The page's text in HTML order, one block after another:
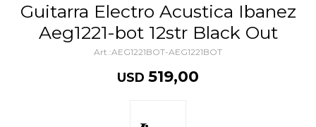
Guitarra Electro Acustica Ibanez
Aeg1221-bot 12str Black Out
AEG1221BOT-AEG1221BOT
USD 519,00